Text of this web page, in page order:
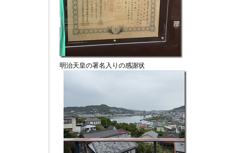
明治天皇の署名入りの感謝状